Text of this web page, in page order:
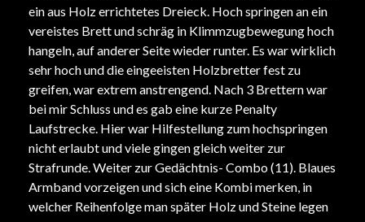
ein aus Holz errichtetes Dreieck. Hoch springen an ein
vereistes Brett und schräg in Klimmzugbewegung hoch
hangeln, auf anderer Seite wieder runter. Es war wirklich
sehr hoch und die eingeeisten Holzbretter fest zu
greifen, war extrem anstrengend. Nach 3 Brettern war
bei mir Schluss und es gab eine kurze Penalty
Laufstrecke. Hier war Hilfestellung zum hochspringen
nicht erlaubt und viele gingen gleich weiter zur
Strafrunde. Weiter zur Gedächtnis- Combo (11). Blaues
Armband vorzeigen und sich eine Kombi merken, in
welcher Reihenfolge man später Holz und Steine legen